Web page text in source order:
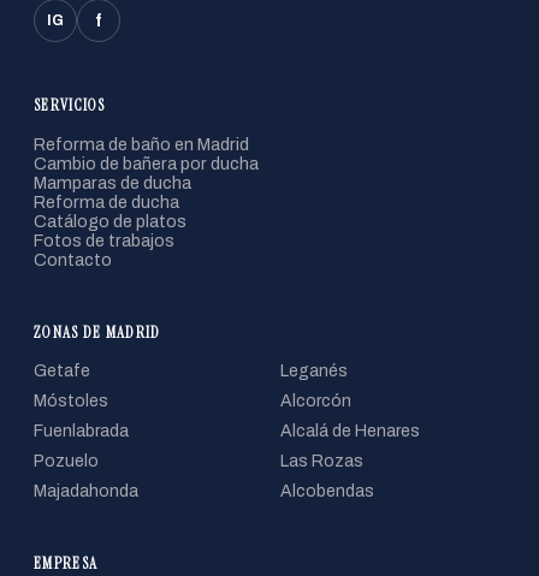
IG f
SERVICIOS
Reforma de baño en Madrid
Cambio de bañera por ducha
Mamparas de ducha
Reforma de ducha
Catálogo de platos
Fotos de trabajos
Contacto
ZONAS DE MADRID
Getafe
Leganés
Móstoles
Alcorcón
Fuenlabrada
Alcalá de Henares
Pozuelo
Las Rozas
Majadahonda
Alcobendas
EMPRESA